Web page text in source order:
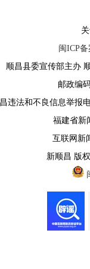
闽ICP备
顺昌县委宣传部主办
邮政编
违法和不良信息举报
福建省新
互联网新
新顺昌 版